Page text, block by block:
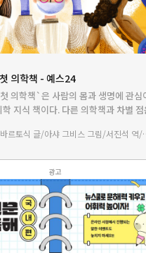
의학책 - 예스24
의학책`은 사람의 몸과 생명에 관심
지식 책이다. 다른 의학책과 차별
볼 수 있도록 한 점이다. 공부를 곧잘
는 염두에 두는 직업이다. 특히…
안나 바르토식
광고